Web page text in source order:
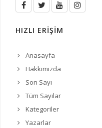
HIZLI ERİŞİM
Anasayfa
Hakkımızda
Son Sayı
Tüm Sayılar
Kategoriler
Yazarlar